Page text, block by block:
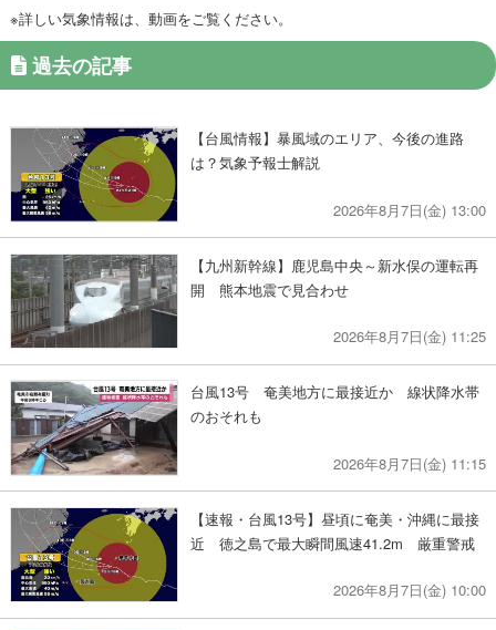
※詳しい気象情報は、動画をご覧ください。
過去の記事
【台風情報】暴風域のエリア、今後の進路
は？気象予報士解説
2026年8月7日(金) 13:00
【九州新幹線】鹿児島中央～新水俣の運転再
開 熊本地震で見合わせ
2026年8月7日(金) 11:25
台風13号 奄美地方に最接近か 線状降水帯
のおそれも
2026年8月7日(金) 11:15
【速報・台風13号】昼頃に奄美・沖縄に最接
近 徳之島で最大瞬間風速41.2m 厳重警戒
2026年8月7日(金) 10:00